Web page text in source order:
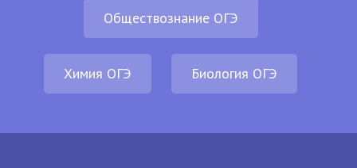
Обществознание ОГЭ
Химия ОГЭ Биология ОГЭ